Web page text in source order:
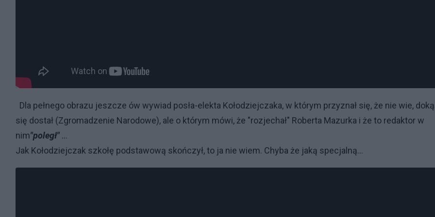
Dla pełnego obrazu jeszcze ów wywiad posła-elekta Kołodziejczaka, w którym przyznał się, że nie wie,
się dostał (Zgromadzenie Narodowe), ale o którym mówi, że "rozjechał" Roberta Mazurka i że to redaktor w
nim"poległ" ...
Jak Kołodziejczak szkołę podstawową skończył, to ja nie wiem. Chyba że jaką specjalną...